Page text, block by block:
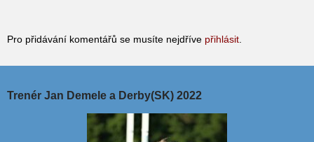
Pro přidávání komentářů se musíte nejdříve přihlásit
Trenér Jan Demele a Derby(SK) 2022